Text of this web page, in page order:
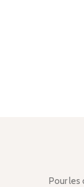
Pour les